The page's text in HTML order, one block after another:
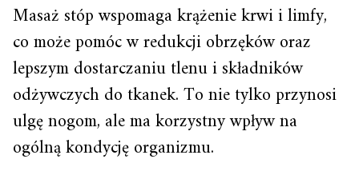
Masaż stóp wspomaga krążenie krwi i limfy,
co może pomóc w redukcji obrzęków oraz
lepszym dostarczaniu tlenu i składników
odżywczych do tkanek. To nie tylko przynosi
ulgę nogom, ale ma korzystny wpływ na
ogólną kondycję organizmu.